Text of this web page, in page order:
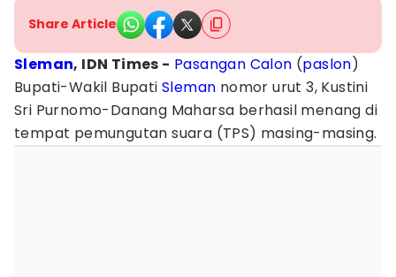
Share Article
Sleman, IDN Times - Pasangan Calon (paslon)
Bupati-Wakil Bupati Sleman nomor urut 3, Kustini
Sri Purnomo-Danang Maharsa berhasil menang di
tempat pemungutan suara (TPS) masing-masing.